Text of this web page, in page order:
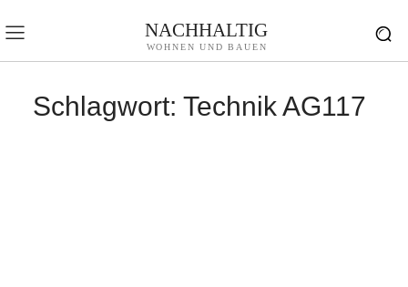
NACHHALTIG
WOHNEN UND BAUEN
Schlagwort: Technik AG117